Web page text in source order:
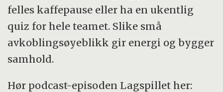
felles kaffepause eller ha en ukentlig
quiz for hele teamet. Slike små
avkoblingsøyeblikk gir energi og bygger
samhold.
Hør podcast-episoden Lagspillet her: